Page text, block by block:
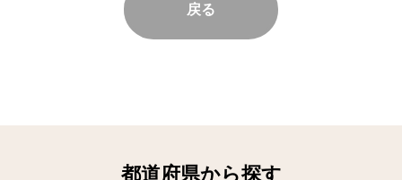
戻る
都道府県から探す